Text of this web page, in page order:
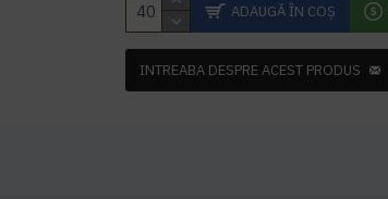
ADAUGĂ ÎN COŞ
INTREABA DESPRE ACEST PRODUS